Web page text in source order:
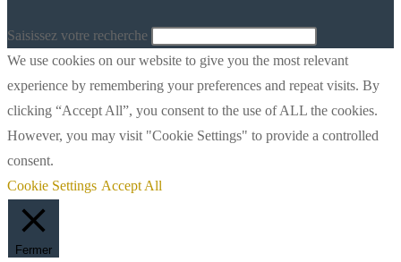
search
Saisissez votre recherche
We use cookies on our website to give you the most relevant
experience by remembering your preferences and repeat visits. By
clicking “Accept All”, you consent to the use of ALL the cookies.
However, you may visit "Cookie Settings" to provide a controlled
consent.
Cookie Settings Accept All
Fermer